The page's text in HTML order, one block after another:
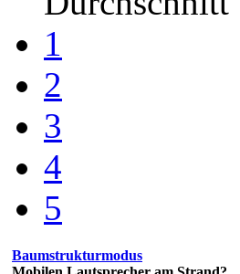
1
2
3
4
5
Baumstrukturmodus